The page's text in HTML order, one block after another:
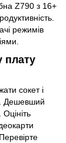
Z790 з 16+
режимів
плату
сокет і
Дешевший